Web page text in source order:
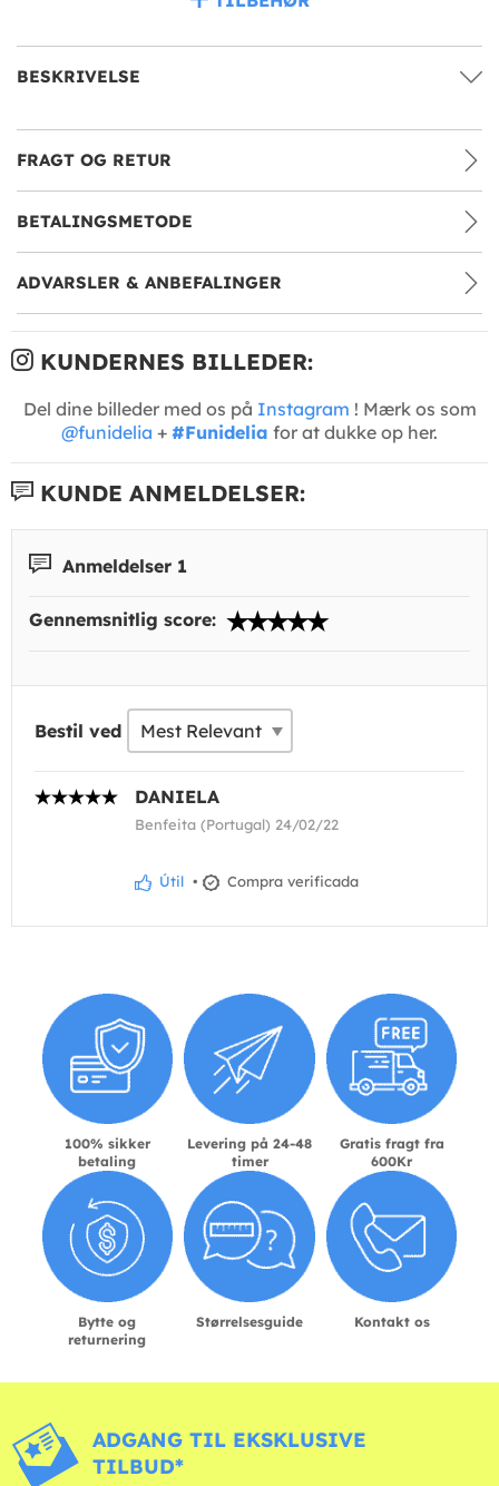
BESKRIVELSE
FRAGT OG RETUR
BETALINGSMETODE
ADVARSLER & ANBEFALINGER
KUNDERNES BILLEDER:
Del dine billeder med os på Instagram ! Mærk os som
@funidelia + #Funidelia for at dukke op her.
KUNDE ANMELDELSER:
Anmeldelser 1
Gennemsnitlig score:
Bestil ved
DANIELA
Benfeita (Portugal) 24/02/22
Útil • Compra verificada
100% sikker
betaling
Levering på 24-48
timer
Gratis fragt fra
600Kr
Bytte og
returnering
Størrelsesguide Kontakt os
ADGANG TIL EKSKLUSIVE
TILBUD*